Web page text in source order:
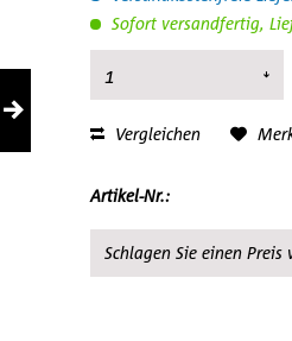
Sofort versandfertig,
Vergleichen
Artikel-Nr.:
Schlagen Sie einen Preis